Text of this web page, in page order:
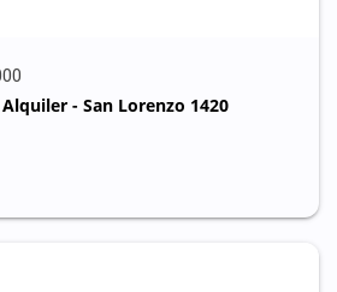
- San Lorenzo 1420